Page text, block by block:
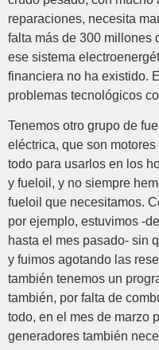
reparaciones, necesita
falta más de 300 millones
ese sistema
financiera no ha existido.
problemas tecnológicos
Tenemos otro grupo de
eléctrica, que son
todo para usarlos en los
y fueloil, y no siempre
fueloil que necesitamos.
por ejemplo, estuvimos -
hasta el mes pasado- sin
y fuimos agotando las
también tenemos un
también, por falta de
todo, en el mes de marzo
generadores también